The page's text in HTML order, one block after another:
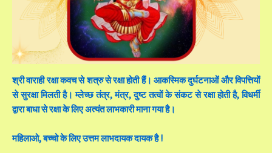
श्री वाराही रक्षा कवच से शत्रु से रक्षा होती हैं। आकस्मिक दुर्घटनाओं और विपत्तियों
से सुरक्षा मिलती है। म्लेच्छ तंत्र, मंत्र, दुष्ट तत्वों के संकट से रक्षा होती है, विधर्मी
द्वारा बाधा से रक्षा के लिए अत्यंत लाभकारी माना गया है।
महिलाओ, बच्चो के लिए उत्तम लाभदायक दायक है !